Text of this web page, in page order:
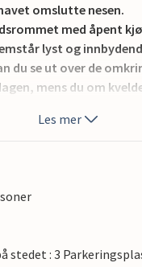
omslutte nesen.
med åpent
lyst og
du se ut over de
mens du om
musikk, kultur
Les mer
stedet : 3